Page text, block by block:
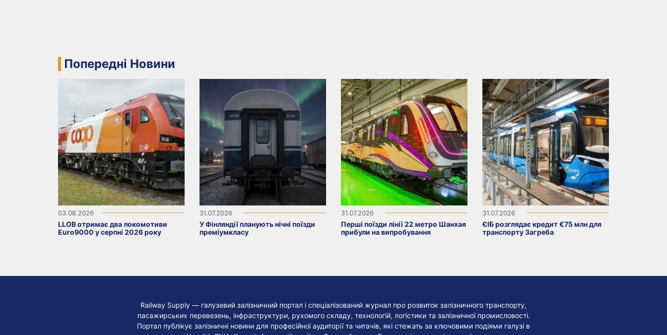
Попередні Новини
03.08.2026
LLOB отримає два локомотиви
Euro9000 у серпні 2026 року
31.07.2026
У Фінляндії планують нічні поїзди
преміумкласу
31.07.2026
Перші поїзди лінії 22 метро Шанхая
прибули на випробування
31.07.2026
ЄІБ розглядає кредит €75 млн для
транспорту Загреба
Railway Supply — галузевий залізничний портал і спеціалізований журнал про розвиток залізничного транспорту,
пасажирських перевезень, інфраструктури, рухомого складу, технологій, логістики та залізничної промисловості.
Портал публікує залізничні новини для професійної аудиторії та читачів, які стежать за ключовими подіями галузі в